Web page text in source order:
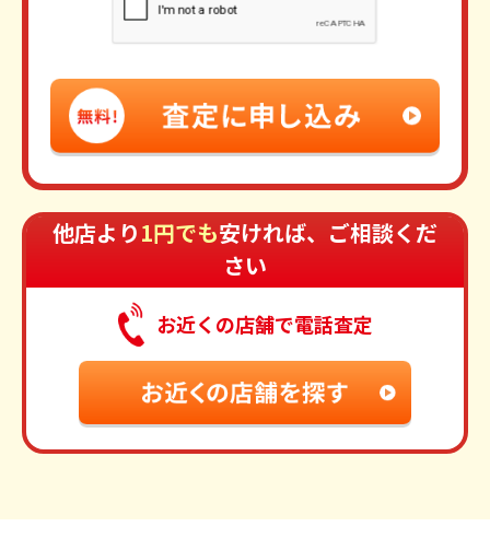
他店より1円でも安ければ、ご相談くだ
さい
お近くの店舗で電話査定